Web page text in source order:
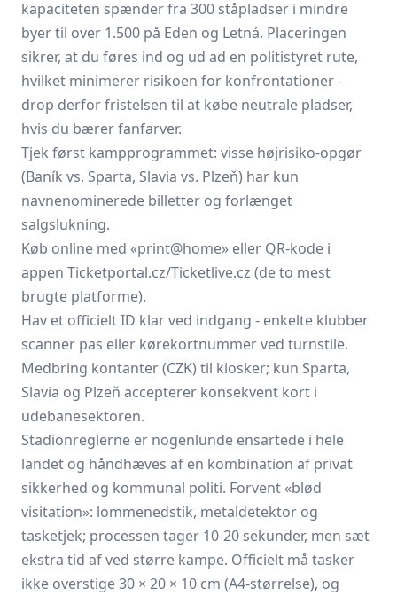
kapaciteten spænder fra 300 ståpladser i mindre
byer til over 1.500 på Eden og Letná. Placeringen
sikrer, at du føres ind og ud ad en politistyret rute,
hvilket minimerer risikoen for konfrontationer -
drop derfor fristelsen til at købe neutrale pladser,
hvis du bærer fanfarver.
Tjek først kampprogrammet: visse højrisiko-opgør
(Baník vs. Sparta, Slavia vs. Plzeň) har kun
navnenominerede billetter og forlænget
salgslukning.
Køb online med «print@home» eller QR-kode i
appen Ticketportal.cz/Ticketlive.cz (de to mest
brugte platforme).
Hav et officielt ID klar ved indgang - enkelte klubber
scanner pas eller kørekortnummer ved turnstile.
Medbring kontanter (CZK) til kiosker; kun Sparta,
Slavia og Plzeň accepterer konsekvent kort i
udebanesektoren.
Stadionreglerne er nogenlunde ensartede i hele
landet og håndhæves af en kombination af privat
sikkerhed og kommunal politi. Forvent «blød
visitation»: lommenedstik, metaldetektor og
tasketjek; processen tager 10-20 sekunder, men sæt
ekstra tid af ved større kampe. Officielt må tasker
ikke overstige 30 × 20 × 10 cm (A4-størrelse), og